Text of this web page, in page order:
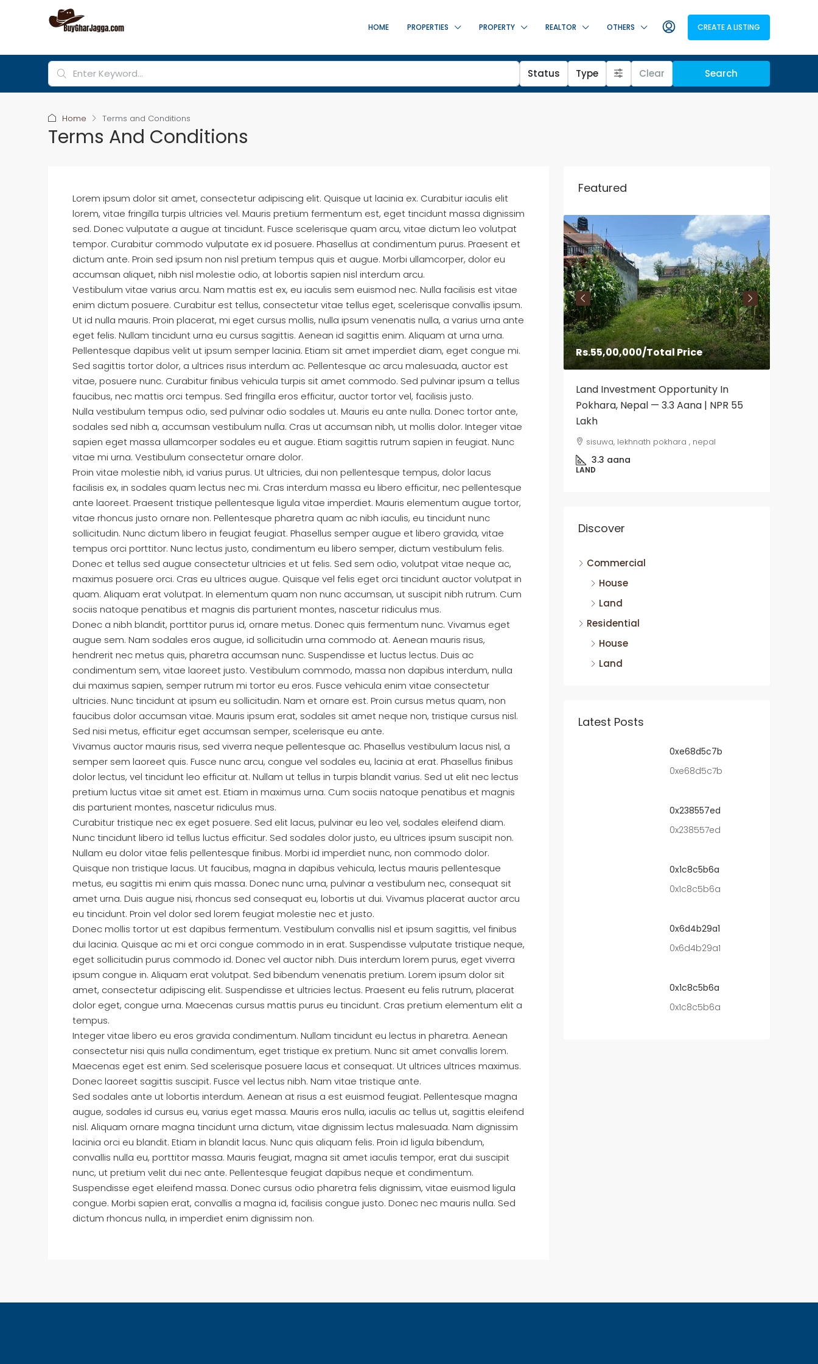
HOME PROPERTIES PROPERTY REALTOR OTHERS CREATE A LISTING
Status Type Clear Search
Home Terms and Conditions
Terms And Conditions
Lorem ipsum dolor sit amet, consectetur adipiscing elit. Quisque ut lacinia ex. Curabitur iaculis elit
lorem, vitae fringilla turpis ultricies vel. Mauris pretium fermentum est, eget tincidunt massa dignissim
sed. Donec vulputate a augue at tincidunt. Fusce scelerisque quam arcu, vitae dictum leo volutpat
tempor. Curabitur commodo vulputate ex id posuere. Phasellus at condimentum purus. Praesent et
dictum ante. Proin sed ipsum non nisl pretium tempus quis et augue. Morbi ullamcorper, dolor eu
accumsan aliquet, nibh nisl molestie odio, at lobortis sapien nisl interdum arcu.
Vestibulum vitae varius arcu. Nam mattis est ex, eu iaculis sem euismod nec. Nulla facilisis est vitae
enim dictum posuere. Curabitur est tellus, consectetur vitae tellus eget, scelerisque convallis ipsum.
Ut id nulla mauris. Proin placerat, mi eget cursus mollis, nulla ipsum venenatis nulla, a varius urna ante
eget felis. Nullam tincidunt urna eu cursus sagittis. Aenean id sagittis enim. Aliquam at urna urna.
Pellentesque dapibus velit ut ipsum semper lacinia. Etiam sit amet imperdiet diam, eget congue mi.
Sed sagittis tortor dolor, a ultrices risus interdum ac. Pellentesque ac arcu malesuada, auctor est
vitae, posuere nunc. Curabitur finibus vehicula turpis sit amet commodo. Sed pulvinar ipsum a tellus
faucibus, nec mattis orci tempus. Sed fringilla eros efficitur, auctor tortor vel, facilisis justo.
Nulla vestibulum tempus odio, sed pulvinar odio sodales ut. Mauris eu ante nulla. Donec tortor ante,
sodales sed nibh a, accumsan vestibulum nulla. Cras ut accumsan nibh, ut mollis dolor. Integer vitae
sapien eget massa ullamcorper sodales eu et augue. Etiam sagittis rutrum sapien in feugiat. Nunc
vitae mi urna. Vestibulum consectetur ornare dolor.
Proin vitae molestie nibh, id varius purus. Ut ultricies, dui non pellentesque tempus, dolor lacus
facilisis ex, in sodales quam lectus nec mi. Cras interdum massa eu libero efficitur, nec pellentesque
ante laoreet. Praesent tristique pellentesque ligula vitae imperdiet. Mauris elementum augue tortor,
vitae rhoncus justo ornare non. Pellentesque pharetra quam ac nibh iaculis, eu tincidunt nunc
sollicitudin. Nunc dictum libero in feugiat feugiat. Phasellus semper augue et libero gravida, vitae
tempus orci porttitor. Nunc lectus justo, condimentum eu libero semper, dictum vestibulum felis.
Donec et tellus sed augue consectetur ultricies et ut felis. Sed sem odio, volutpat vitae neque ac,
maximus posuere orci. Cras eu ultrices augue. Quisque vel felis eget orci tincidunt auctor volutpat in
quam. Aliquam erat volutpat. In elementum quam non nunc accumsan, ut suscipit nibh rutrum. Cum
sociis natoque penatibus et magnis dis parturient montes, nascetur ridiculus mus.
Donec a nibh blandit, porttitor purus id, ornare metus. Donec quis fermentum nunc. Vivamus eget
augue sem. Nam sodales eros augue, id sollicitudin urna commodo at. Aenean mauris risus,
hendrerit nec metus quis, pharetra accumsan nunc. Suspendisse et luctus lectus. Duis ac
condimentum sem, vitae laoreet justo. Vestibulum commodo, massa non dapibus interdum, nulla
dui maximus sapien, semper rutrum mi tortor eu eros. Fusce vehicula enim vitae consectetur
ultricies. Nunc tincidunt at ipsum eu sollicitudin. Nam et ornare est. Proin cursus metus quam, non
faucibus dolor accumsan vitae. Mauris ipsum erat, sodales sit amet neque non, tristique cursus nisl.
Sed nisi metus, efficitur eget accumsan semper, scelerisque eu ante.
Vivamus auctor mauris risus, sed viverra neque pellentesque ac. Phasellus vestibulum lacus nisl, a
semper sem laoreet quis. Fusce nunc arcu, congue vel sodales eu, lacinia at erat. Phasellus finibus
dolor lectus, vel tincidunt leo efficitur at. Nullam ut tellus in turpis blandit varius. Sed ut elit nec lectus
pretium luctus vitae sit amet est. Etiam in maximus urna. Cum sociis natoque penatibus et magnis
dis parturient montes, nascetur ridiculus mus.
Curabitur tristique nec ex eget posuere. Sed elit lacus, pulvinar eu leo vel, sodales eleifend diam.
Nunc tincidunt libero id tellus luctus efficitur. Sed sodales dolor justo, eu ultrices ipsum suscipit non.
Nullam eu dolor vitae felis pellentesque finibus. Morbi id imperdiet nunc, non commodo dolor.
Quisque non tristique lacus. Ut faucibus, magna in dapibus vehicula, lectus mauris pellentesque
metus, eu sagittis mi enim quis massa. Donec nunc urna, pulvinar a vestibulum nec, consequat sit
amet urna. Duis augue nisi, rhoncus sed consequat eu, lobortis ut dui. Vivamus placerat auctor arcu
eu tincidunt. Proin vel dolor sed lorem feugiat molestie nec et justo.
Donec mollis tortor ut est dapibus fermentum. Vestibulum convallis nisl et ipsum sagittis, vel finibus
dui lacinia. Quisque ac mi et orci congue commodo in in erat. Suspendisse vulputate tristique neque,
eget sollicitudin purus commodo id. Donec vel auctor nibh. Duis interdum lorem purus, eget viverra
ipsum congue in. Aliquam erat volutpat. Sed bibendum venenatis pretium. Lorem ipsum dolor sit
amet, consectetur adipiscing elit. Suspendisse et ultricies lectus. Praesent eu felis rutrum, placerat
dolor eget, congue urna. Maecenas cursus mattis purus eu tincidunt. Cras pretium elementum elit a
tempus.
Integer vitae libero eu eros gravida condimentum. Nullam tincidunt eu lectus in pharetra. Aenean
consectetur nisi quis nulla condimentum, eget tristique ex pretium. Nunc sit amet convallis lorem.
Maecenas eget est enim. Sed scelerisque posuere lacus et consequat. Ut ultrices ultrices maximus.
Donec laoreet sagittis suscipit. Fusce vel lectus nibh. Nam vitae tristique ante.
Sed sodales ante ut lobortis interdum. Aenean at risus a est euismod feugiat. Pellentesque magna
augue, sodales id cursus eu, varius eget massa. Mauris eros nulla, iaculis ac tellus ut, sagittis eleifend
nisl. Aliquam ornare magna tincidunt urna dictum, vitae dignissim lectus malesuada. Nam dignissim
lacinia orci eu blandit. Etiam in blandit lacus. Nunc quis aliquam felis. Proin id ligula bibendum,
convallis nulla eu, porttitor massa. Mauris feugiat, magna sit amet iaculis tempor, erat dui suscipit
nunc, ut pretium velit dui nec ante. Pellentesque feugiat dapibus neque et condimentum.
Suspendisse eget eleifend massa. Donec cursus odio pharetra felis dignissim, vitae euismod ligula
congue. Morbi sapien erat, convallis a magna id, facilisis congue justo. Donec nec mauris nulla. Sed
dictum rhoncus nulla, in imperdiet enim dignissim non.
Featured
Rs.10,48,00,000
Commerical Land For Sale In
Tarkeshwor !!
Tarkeshowr nagarpalika -6 , Jharkhu
26.2 aana
LAND
Rs.2,50,00,000 /Total price
Is This The Best House Deal In
Pokhara Right Now? Fulbari Ward-12
fulbari
10 aana
Rs.55,00,000/Total Price
Land Investment Opportunity In
Pokhara, Nepal — 3.3 Aana | NPR 55
Lakh
sisuwa, lekhnath pokhara , nepal
3.3 aana
LAND
Discover
Commercial
House
Land
Residential
House
Land
Latest Posts
0xe68d5c7b
0xe68d5c7b
0x238557ed
0x238557ed
0x1c8c5b6a
0x1c8c5b6a
0x6d4b29a1
0x6d4b29a1
0x1c8c5b6a
0x1c8c5b6a